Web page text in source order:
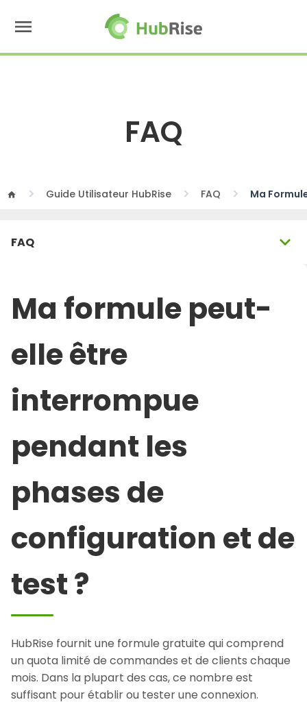
menu
FAQ
home Guide Utilisateur HubRise FAQ Ma
FAQ expand_more
Ma formule peut-
elle être
interrompue
pendant les
phases de
configuration et de
test ?
HubRise fournit une formule gratuite qui comprend
un quota limité de commandes et de clients chaque
mois. Dans la plupart des cas, ce nombre est
suffisant pour établir ou tester une connexion.